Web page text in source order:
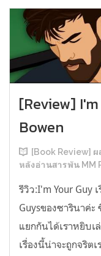
[Review]
Bowen
[Book Review]
หลังอ่านสารพัน MM
รีวิว:I'm Your Guy
Guysของซารินาค่
แยกกันได้เราหยิบเ
เรื่องนี้น่าจะถูกจริต